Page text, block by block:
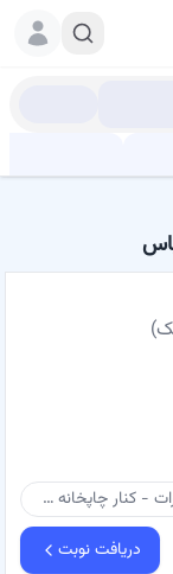
بندرعباس - سه راه پلنگ صورتی - پشت بانک صادرات - کنار چاپخانه سپاهان - مطب دکتر محمد طاهری
دریافت نوبت